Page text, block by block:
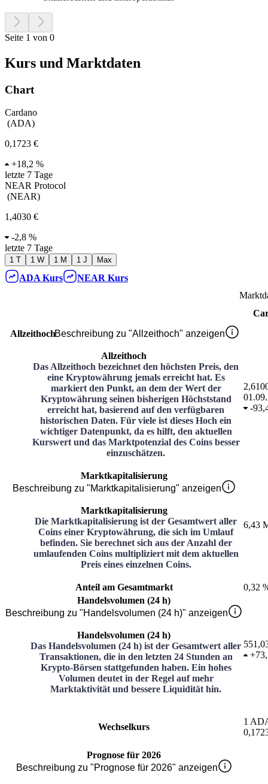
Seite 1 von 0
Kurs und Marktdaten
Chart
Cardano
(ADA)
0,1723 €
+18,2 %
letzte 7 Tage
NEAR Protocol
(NEAR)
1,4030 €
-2,8 %
letzte 7 Tage
1 T 1 W 1 M 1 J Max
ADA Kurs NEAR Kurs
AllzeithochBeschreibung zu "Allzeithoch" anzeigen
Allzeithoch
Das Allzeithoch bezeichnet den höchsten Preis, den
eine Kryptowährung jemals erreicht hat. Es
markiert den Punkt, an dem der Wert der
Kryptowährung seinen bisherigen Höchststand
erreicht hat, basierend auf den verfügbaren
historischen Daten. Für viele ist dieses Hoch ein
wichtiger Datenpunkt, da es hilft, den aktuellen
Kurswert und das Marktpotenzial des Coins besser
einzuschätzen.
-
Marktkapitalisierung
Beschreibung zu "Marktkapitalisierung" anzeigen
Marktkapitalisierung
Die Marktkapitalisierung ist der Gesamtwert aller
Coins einer Kryptowährung, die sich im Umlauf
befinden. Sie berechnet sich aus der Anzahl der
umlaufenden Coins multipliziert mit dem aktuellen
Preis eines einzelnen Coins.
6,43
Anteil am Gesamtmarkt
0,32
Handelsvolumen (24 h)
Beschreibung zu "Handelsvolumen (24 h)" anzeigen
Handelsvolumen (24 h)
Das Handelsvolumen (24 h) ist der Gesamtwert aller
Transaktionen, die in den letzten 24 Stunden an
Krypto-Börsen stattgefunden haben. Ein hohes
Volumen deutet in der Regel auf mehr
Marktaktivität und bessere Liquidität hin.
+
Wechselkurs
1
Prognose für 2026
Beschreibung zu "Prognose für 2026" anzeigen